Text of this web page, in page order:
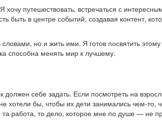
путешествовать, встречаться с
быть в центре событий, создавая контент,
но и жить ими. Я готов посвятить
способна менять мир к лучшему.
себе задать. Если посмотреть на
хотели бы, чтобы их дети занимались чем-то,
работа, то дело, которое мне по душе — не